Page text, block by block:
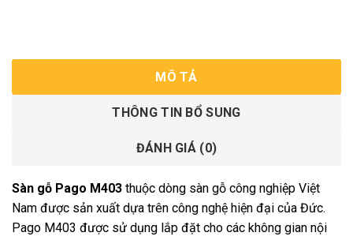
MÔ TẢ
THÔNG TIN BỔ SUNG
ĐÁNH GIÁ (0)
Sàn gỗ Pago M403 thuộc dòng sàn gỗ công nghiệp Việt
Nam được sản xuất dựa trên công nghệ hiện đại của Đức.
Pago M403 được sử dụng lắp đặt cho các không gian nội